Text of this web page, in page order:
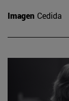
Imagen Cedida